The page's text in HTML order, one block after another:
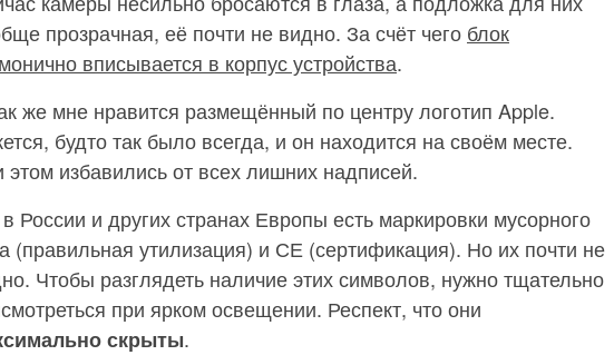
прозрачная, её почти не видно. За счёт чего блок
вписывается в корпус устройства.
же мне нравится размещённый по центру логотип Apple.
будто так было всегда, и он находится на своём месте.
этом избавились от всех лишних надписей.
России и других странах Европы есть маркировки мусорного
(правильная утилизация) и СЕ (сертификация). Но их почти не
Чтобы разглядеть наличие этих символов, нужно тщательно
при ярком освещении. Респект, что они
скрыты.